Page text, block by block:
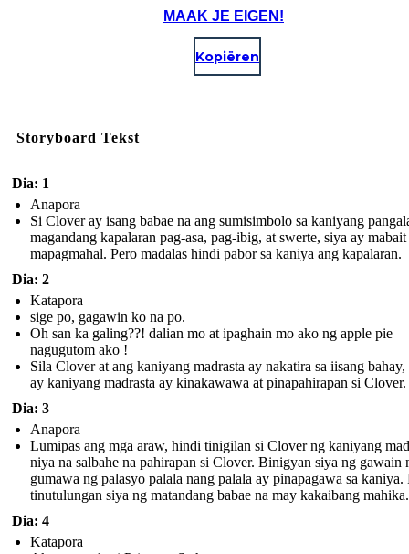
MAAK JE EIGEN!
Kopiëren
Storyboard Tekst
Dia: 1
Anapora
Si Clover ay isang babae na ang sumisimbolo sa kaniyang
magandang kapalaran pag-asa, pag-ibig, at swerte, siya ay mabait
mapagmahal. Pero madalas hindi pabor sa kaniya ang kapalaran.
Dia: 2
Katapora
sige po, gagawin ko na po.
Oh san ka galing??! dalian mo at ipaghain mo ako ng apple pie
nagugutom ako !
Sila Clover at ang kaniyang madrasta ay nakatira sa iisang
ay kaniyang madrasta ay kinakawawa at pinapahirapan si Clover.
Dia: 3
Anapora
Lumipas ang mga araw, hindi tinigilan si Clover ng kaniyang
niya na salbahe na pahirapan si Clover. Binigyan siya ng gawain
gumawa ng palasyo palala nang palala ay pinapagawa sa kaniya.
tinutulungan siya ng matandang babae na may kakaibang mahika.
Dia: 4
Katapora